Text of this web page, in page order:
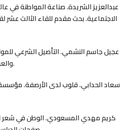
عبدالعزيز الشريدة. صناعة المواطنة في
الاجتماعية. بحث مقدم للقاء الثالث عشر
عجيل جاسم النشمي. التأصيل الشرعي
والعرفية والدينية. (د. ت)، (د. ط).
سعاد الحدابي. قلوب لدى الأرصفة. مؤسسة
كريم مهدي المسعودي. الوطن في شعر